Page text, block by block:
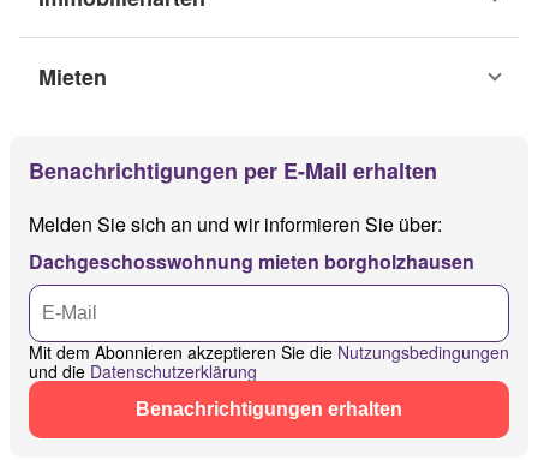
Mieten
Benachrichtigungen per E-Mail erhalten
Melden Sie sich an und wir informieren Sie über:
Dachgeschosswohnung mieten borgholzhausen
Mit dem Abonnieren akzeptieren Sie die Nutzungsbedingungen
und die Datenschutzerklärung
Benachrichtigungen erhalten